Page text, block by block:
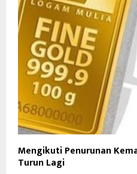
Mengikuti Penurunan
Turun Lagi